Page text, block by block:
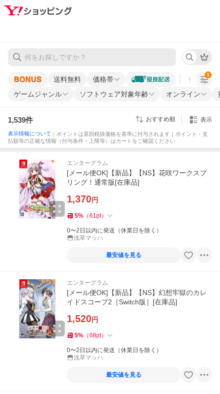
送料無料 価格帯 すべての条
ゲームジャンル ソフトウェア対象年齢 オンライン
1
1,539件 おすすめ順 表示
表示情報について ｜ポイントは原則税抜価格を基準に付与されます｜ポイント・支
払額等の正確な情報（付与条件・上限等）はカートをご確認ください
エンターグラム
[メール便OK]【新品】【NS】花咲ワークスプ
リング！通常版[在庫品]
1,370円
5% （61pt）
0〜2日以内に発送（休業日を除く）
浅草マッハ
最安値を見る
エンターグラム
[メール便OK]【新品】【NS】幻想牢獄のカレ
イドスコープ2［Switch版］[在庫品]
1,520円
5% （68pt）
0〜2日以内に発送（休業日を除く）
浅草マッハ
最安値を見る